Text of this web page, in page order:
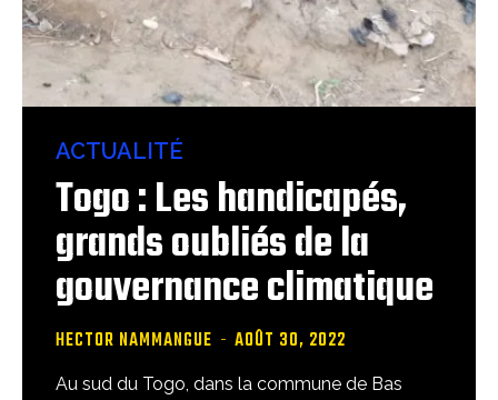
ACTUALITÉ
Togo : Les handicapés,
grands oubliés de la
gouvernance climatique
HECTOR NAMMANGUE - AOÛT 30, 2022
Au sud du Togo, dans la commune de Bas